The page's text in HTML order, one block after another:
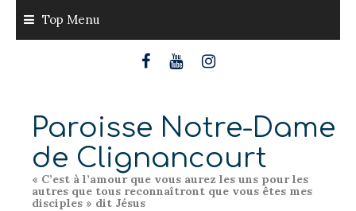
content
Top Menu
Paroisse Notre-Dame
de Clignancourt
« C’est à l’amour que vous aurez les uns pour les
autres que tous reconnaîtront que vous êtes mes
disciples » dit Jésus